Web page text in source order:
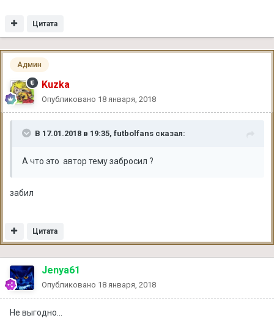
Цитата
Админ
Kuzka
Опубликовано 18 января, 2018
В 17.01.2018 в 19:35, futbolfans сказал:
А что это автор тему забросил ?
забил
Цитата
Jenya61
Опубликовано 18 января, 2018
Не выгодно...